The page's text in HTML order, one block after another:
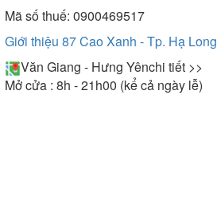
Mã số thuế: 0900469517
Giới thiệu 87 Cao Xanh - Tp. Hạ Long
Văn Giang - Hưng Yênchi tiết >>
Mở cửa : 8h - 21h00 (kể cả ngày lễ)